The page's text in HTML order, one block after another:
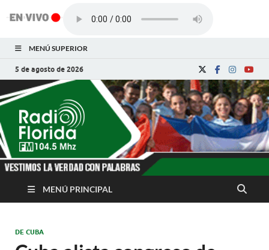
MENÚ SUPERIOR
5 de agosto de 2026
Radio Florida de
Cuba
Noticias y Actualidades de Florida, Camagüey,
MENÚ PRINCIPAL
DE CUBA